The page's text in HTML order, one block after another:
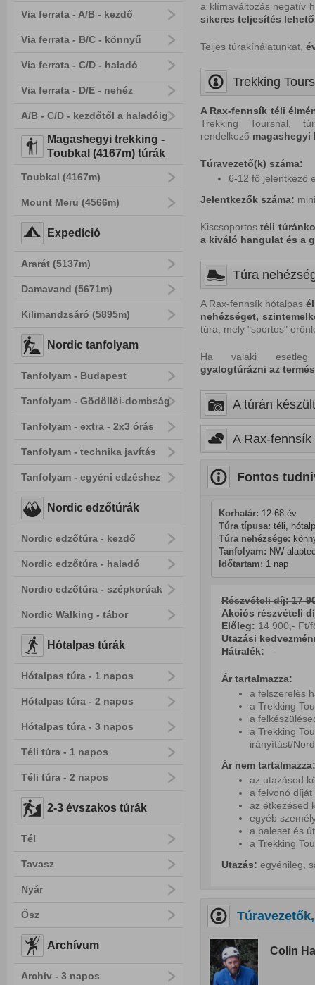
Via ferrata - A/B - kezdő
Via ferrata - B/C - könnyű
Via ferrata - C/D - haladó
Via ferrata - D/E - nehéz
A/B - C/D - kezdőtől a haladóig
Magashegyi trekking -
Toubkal (4167m) túrák
Toubkal (4167m)
Mount Meru (4566m)
Expedíció
Ararát (5137m)
Damavand (5671m)
Kilimandzsáró (5895m)
Nordic tanfolyam
Tanfolyam - Budapest
Tanfolyam - Gödöllői-dombság
Tanfolyam - extra - 2x3 órás
Tanfolyam - technika javítás
Tanfolyam - egyéni edzéshez
Nordic edzőtúrák
Nordic edzőtúra - kezdő
Nordic edzőtúra - haladó
Nordic edzőtúra - szépkorúak
Nordic Walking - tábor
Hótalpas túrák
Hótalpas túra - 1 napos
Hótalpas túra - 2 napos
Hótalpas túra - 3 napos
Téli túra - 1 napos
Téli túra - 2 napos
2-3 évszakos túrák
Tél
Tavasz
Nyár
Ősz
Archívum
Archív - 3 napos
a klímaváltozás negatív
sikeres teljesítés
Teljes túrakínálatunkat,
Trekking
A Rax-fennsík téli
Trekking Toursnál,
rendelkező magashegyi
Túravezető(k) száma:
6-12 fő jelentkező
Jelentkezők száma:
Kiscsoportostéli
a kiváló hangulat és a
Túra
A Rax-fennsík hótalpas
nehézséget,
túra, mely "sportos"
Ha valaki
gyalogtúrázni az
A túrán
A Rax-
Fontos
Korhatár: 12-68 év
Túra típusa: téli,
Túra nehézsége:
Tanfolyam: NW
Időtartam: 1 nap
Részvételi díj: 17
Akciós részvételi
Előleg: 14 900,- Ft/
Utazási
Hátralék: -
Ár tartalmazza:
a felszerelés
a Trekking
a
a Trekking
irányítást/
Ár nem tartalmazza:
az utazásod
a felvonó díját
az étkezésed
egyéb
a baleset és
a Trekking
Utazás: egyénileg,
Colin